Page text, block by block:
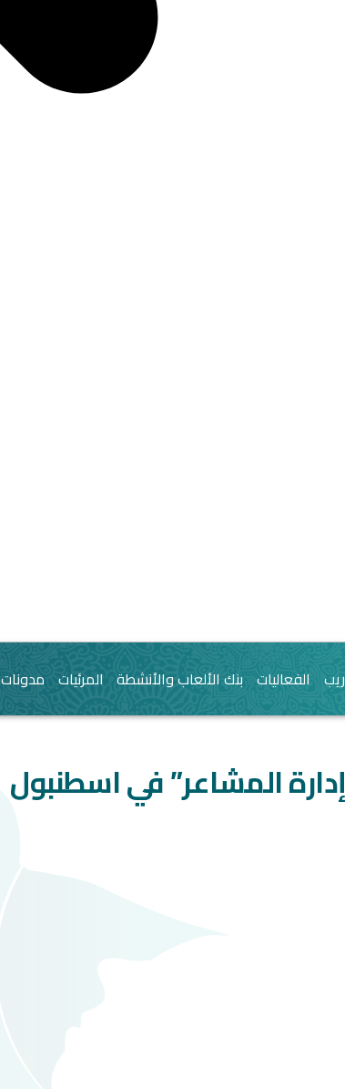
الفعاليات بنك الألعاب والأنشطة المرئيات مدونات
المشاعر” في اسطنبول